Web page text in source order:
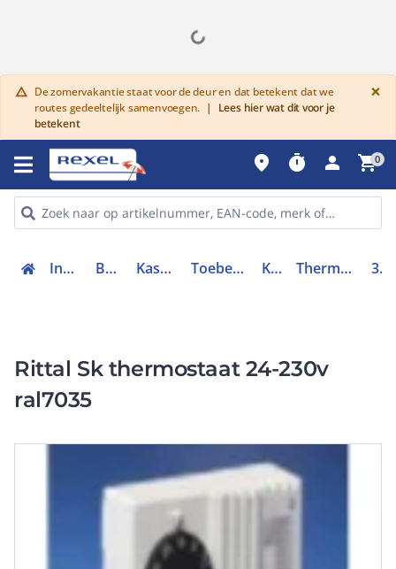
warning De zomervakantie staat voor de deur en dat betekent dat we
routes gedeeltelijk samenvoegen. |
Lees hier wat dit voor je
betekent
×
place timer person shopping_cart0
Industriele componenten Behuizingen en kasten Kasten/lessenaars toebehoren Toebehoren voor behuizingen en kasten Klimaatbeheersing Thermostaat / hygrostaat (kast / lessenaar) 3110000
Rittal Sk thermostaat 24-230v
ral7035